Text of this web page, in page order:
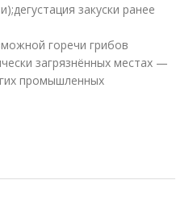
закуски ранее
горечи грибов
загрязнённых местах —
промышленных